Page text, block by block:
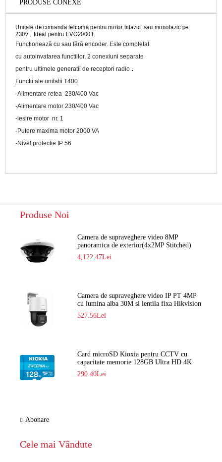
PRODUSE CONEXE
Unitate de comanda telcoma pentru motor trifazic sau monofazic pe
230v . Ideal pentru EVO2000T.
Funcționează cu sau fără encoder. Este completat
cu autoinvatarea functiilor, 2 conexiuni separate
pentru ultimele generatii de receptori radio
Functii ale unitatii T400
-Alimentare retea  230/400 Vac
-Alimentare motor 230/400 Vac
-iesire motor  nr. 1
-Putere maxima motor 2000 VA
Produse Noi
Camera de supraveghere video 8MP
panoramica de exterior(4x2MP Stitched)
Navaio NGC-7482PR
4,122.47Lei
Camera de supraveghere video IP PT 4MP
cu lumina alba 30M si lentila fixa Hikvision
DS-2DE2C400SCG-E F1
527.56Lei
Card microSD Kioxia pentru CCTV cu
capacitate memorie 128GB Ultra HD 4K
LMEX2L128GG2
290.40Lei
Abonare
Cele mai Vândute